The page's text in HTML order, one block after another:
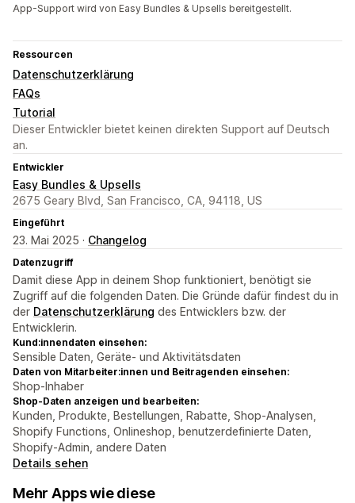
App-Support wird von Easy Bundles & Upsells bereitgestellt.
Ressourcen
Datenschutzerklärung
FAQs
Tutorial
Dieser Entwickler bietet keinen direkten Support auf Deutsch
an.
Entwickler
Easy Bundles & Upsells
2675 Geary Blvd, San Francisco, CA, 94118, US
Eingeführt
23. Mai 2025 · Changelog
Datenzugriff
Damit diese App in deinem Shop funktioniert, benötigt sie
Zugriff auf die folgenden Daten. Die Gründe dafür findest du in
der Datenschutzerklärung des Entwicklers bzw. der
Entwicklerin.
Kund:innendaten einsehen:
Sensible Daten, Geräte- und Aktivitätsdaten
Daten von Mitarbeiter:innen und Beitragenden einsehen:
Shop-Inhaber
Shop-Daten anzeigen und bearbeiten:
Kunden, Produkte, Bestellungen, Rabatte, Shop-Analysen,
Shopify Functions, Onlineshop, benutzerdefinierte Daten,
Shopify-Admin, andere Daten
Details sehen
Mehr Apps wie diese